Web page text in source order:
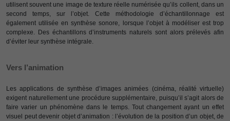
utilisent souvent une image de texture réelle numérisée qu’ils collent, dans un
second temps, sur l’objet. Cette méthodologie d’échantillonnage est
également utilisée en synthèse sonore, lorsque l’objet à modéliser est trop
complexe. Des échantillons d’instruments naturels sont alors prélevés afin
d’éviter leur synthèse intégrale.
Vers l’animation
Les applications de synthèse d’images animées (cinéma, réalité virtuelle)
exigent naturellement une procédure supplémentaire, puisqu’il s’agit alors de
faire varier un phénomène dans le temps. Tout changement ayant un effet
visuel peut devenir objet d’animation : l’évolution de la position d’un objet, de